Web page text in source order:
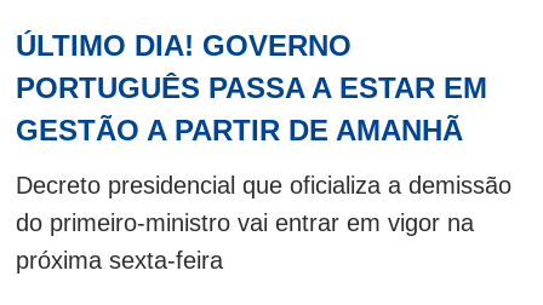
ÚLTIMO DIA! GOVERNO
PORTUGUÊS PASSA A ESTAR EM
GESTÃO A PARTIR DE AMANHÃ
Decreto presidencial que oficializa a demissão
do primeiro-ministro vai entrar em vigor na
próxima sexta-feira